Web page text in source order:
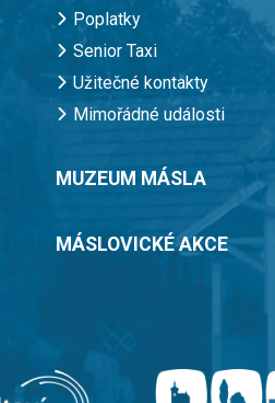
Poplatky
Senior Taxi
Užitečné kontakty
Mimořádné události
MUZEUM MÁSLA
MÁSLOVICKÉ AKCE